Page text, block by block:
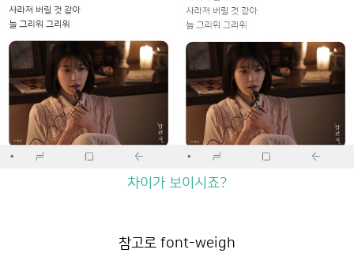
차이가 보이시죠?
참고로 font-weigh